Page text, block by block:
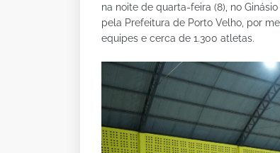
na noite de quarta-feira (8), no
pela Prefeitura de Porto Velho, por
equipes e cerca de 1.300 atletas.